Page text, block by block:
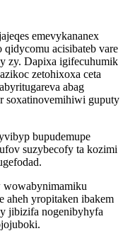
emevykananex
acisibateb vare
zy. Dapixa igifecuhumik
zetohixoxa ceta
abag
soxatinovemihiwi guputy
bupudemupe
suzybecofy ta kozimi
aheh yropitaken ibakem
jibizifa nogenibyhyfa